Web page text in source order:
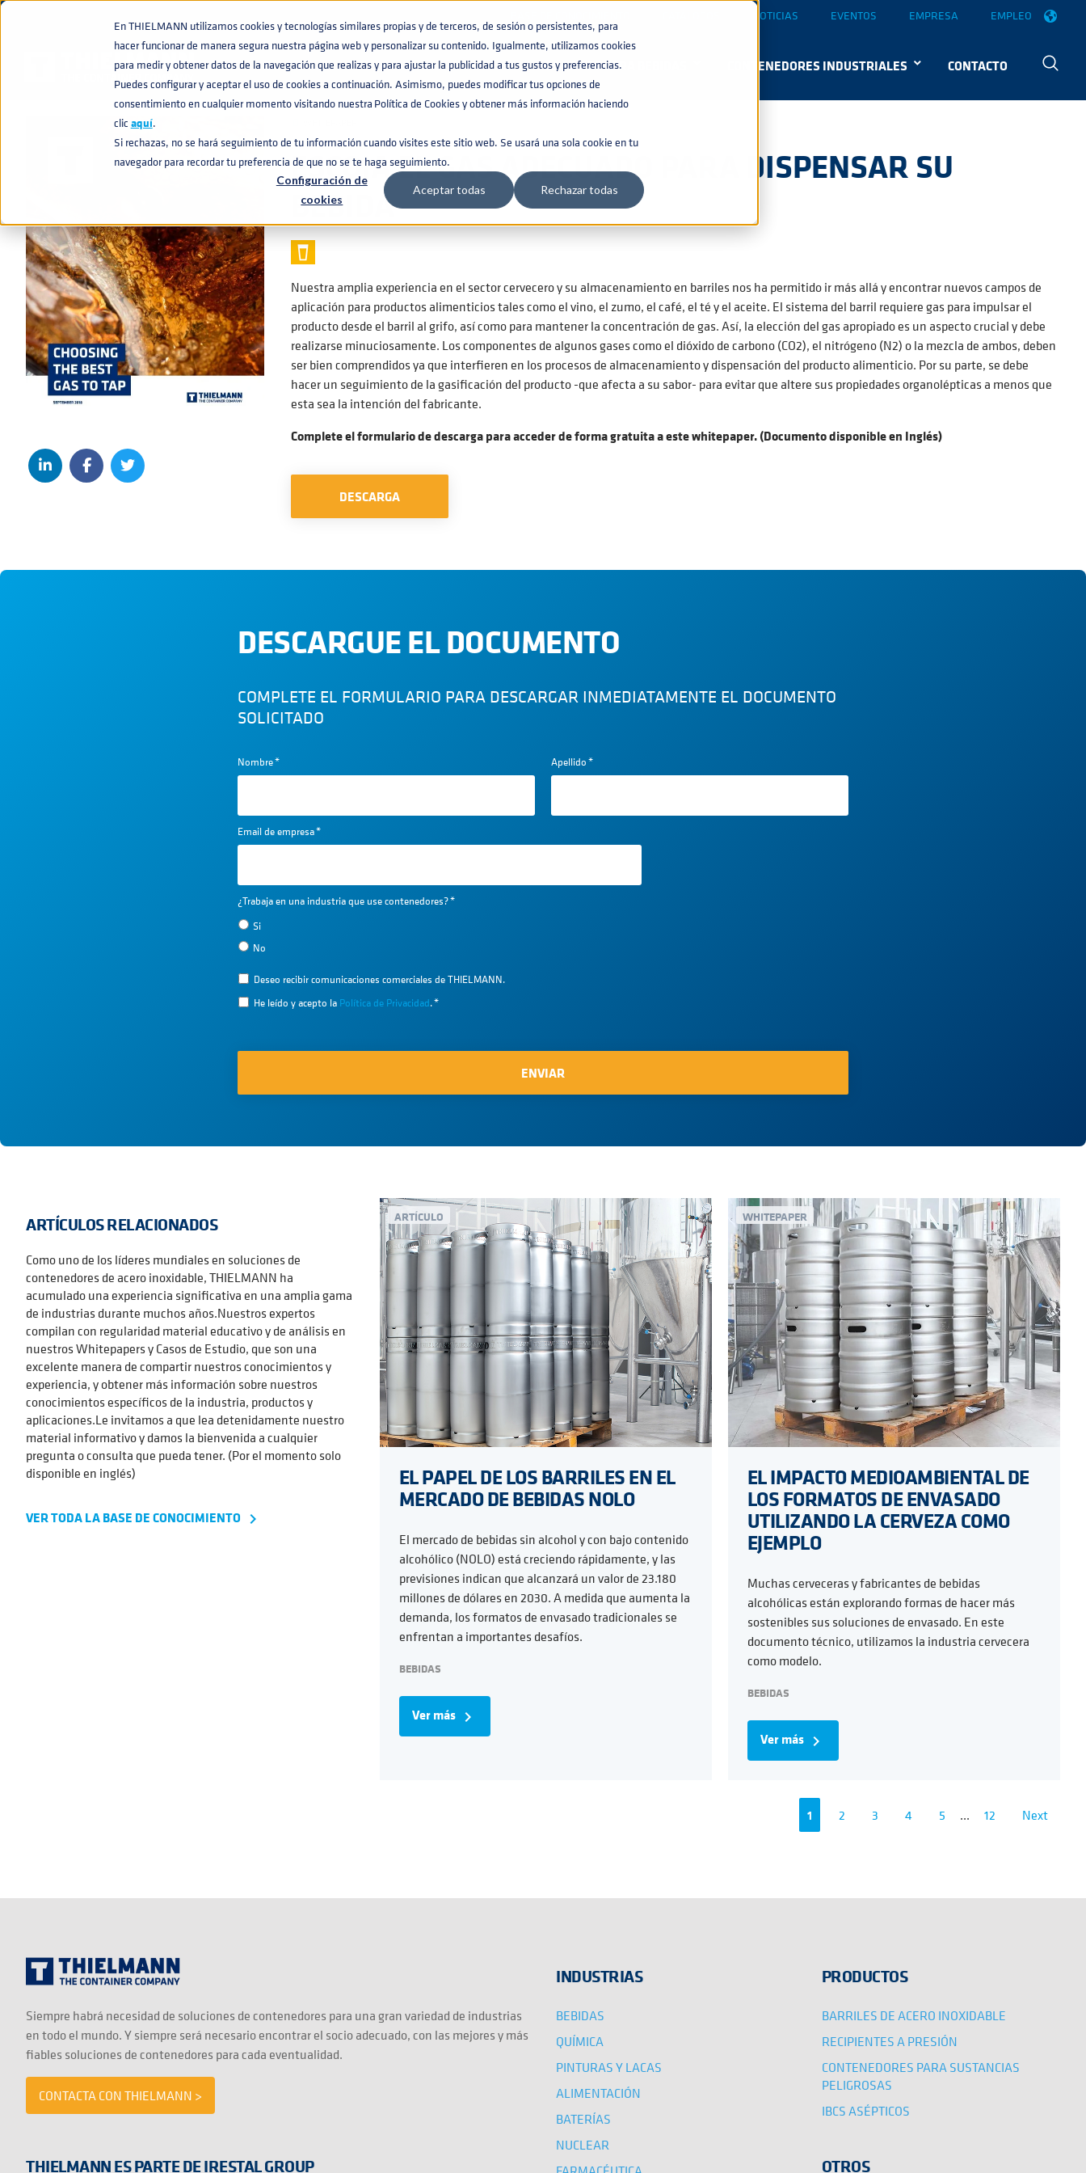
En THIELMANN utilizamos cookies y tecnologías similares propias y de terceros, de sesión o persistentes, para
hacer funcionar de manera segura nuestra página web y personalizar su contenido. Igualmente, utilizamos cookies
para medir y obtener datos de la navegación que realizas y para ajustar la publicidad a tus gustos y preferencias.
Puedes configurar y aceptar el uso de cookies a continuación. Asimismo, puedes modificar tus opciones de
consentimiento en cualquier momento visitando nuestra Política de Cookies y obtener más información haciendo
clic aquí.
Si rechazas, no se hará seguimiento de tu información cuando visites este sitio web. Se usará una sola cookie en tu
navegador para recordar tu preferencia de que no se te haga seguimiento.
Configuración de
cookies
Aceptar todas Rechazar todas
NOTICIAS EVENTOS EMPRESA EMPLEO
BARRILES PARA BEBIDAS CONTENEDORES INDUSTRIALES CONTACTO
BASE DE CONOCIMIENTOnavigate_next ESCOJA EL GAS ADECUADO PARA DISPENSAR SU BEBIDA
ESCOJA EL GAS ADECUADO PARA DISPENSAR SU
BEBIDA
Nuestra amplia experiencia en el sector cervecero y su almacenamiento en barriles nos ha permitido ir más allá y encontrar nuevos campos de
aplicación para productos alimenticios tales como el vino, el zumo, el café, el té y el aceite. El sistema del barril requiere gas para impulsar el
producto desde el barril al grifo, así como para mantener la concentración de gas. Así, la elección del gas apropiado es un aspecto crucial y debe
realizarse minuciosamente. Los componentes de algunos gases como el dióxido de carbono (CO2), el nitrógeno (N2) o la mezcla de ambos, deben
ser bien comprendidos ya que interfieren en los procesos de almacenamiento y dispensación del producto alimenticio. Por su parte, se debe
hacer un seguimiento de la gasificación del producto -que afecta a su sabor- para evitar que altere sus propiedades organolépticas a menos que
esta sea la intención del fabricante.
Complete el formulario de descarga para acceder de forma gratuita a este whitepaper. (Documento disponible en Inglés)
DESCARGA
DESCARGUE EL DOCUMENTO
COMPLETE EL FORMULARIO PARA DESCARGAR INMEDIATAMENTE EL DOCUMENTO
SOLICITADO
Nombre* Apellido*
Email de empresa*
¿Trabaja en una industria que use contenedores?*
Si
No
Deseo recibir comunicaciones comerciales de THIELMANN.
He leído y acepto la Política de Privacidad.*
ARTÍCULOS RELACIONADOS
Como uno de los líderes mundiales en soluciones de
contenedores de acero inoxidable, THIELMANN ha
acumulado una experiencia significativa en una amplia gama
de industrias durante muchos años.Nuestros expertos
compilan con regularidad material educativo y de análisis en
nuestros Whitepapers y Casos de Estudio, que son una
excelente manera de compartir nuestros conocimientos y
experiencia, y obtener más información sobre nuestros
conocimientos específicos de la industria, productos y
aplicaciones.Le invitamos a que lea detenidamente nuestro
material informativo y damos la bienvenida a cualquier
pregunta o consulta que pueda tener. (Por el momento solo
disponible en inglés)
VER TODA LA BASE DE CONOCIMIENTO navigate_next
ARTÍCULO
EL PAPEL DE LOS BARRILES EN EL
MERCADO DE BEBIDAS NOLO
El mercado de bebidas sin alcohol y con bajo contenido
alcohólico (NOLO) está creciendo rápidamente, y las
previsiones indican que alcanzará un valor de 23.180
millones de dólares en 2030. A medida que aumenta la
demanda, los formatos de envasado tradicionales se
enfrentan a importantes desafíos.
BEBIDAS
Ver más navigate_next
WHITEPAPER
EL IMPACTO MEDIOAMBIENTAL DE
LOS FORMATOS DE ENVASADO
UTILIZANDO LA CERVEZA COMO
EJEMPLO
Muchas cerveceras y fabricantes de bebidas
alcohólicas están explorando formas de hacer más
sostenibles sus soluciones de envasado. En este
documento técnico, utilizamos la industria cervecera
como modelo.
BEBIDAS
Ver más navigate_next
1 2 3 4 5 ... 12 Next
Siempre habrá necesidad de soluciones de contenedores para una gran variedad de industrias
en todo el mundo. Y siempre será necesario encontrar el socio adecuado, con las mejores y más
fiables soluciones de contenedores para cada eventualidad.
CONTACTA CON THIELMANN >
THIELMANN ES PARTE DE IRESTAL GROUP
INDUSTRIAS
BEBIDAS
QUÍMICA
PINTURAS Y LACAS
ALIMENTACIÓN
BATERÍAS
NUCLEAR
PRODUCTOS
BARRILES DE ACERO INOXIDABLE
RECIPIENTES A PRESIÓN
CONTENEDORES PARA SUSTANCIAS
PELIGROSAS
IBCS ASÉPTICOS
OTROS